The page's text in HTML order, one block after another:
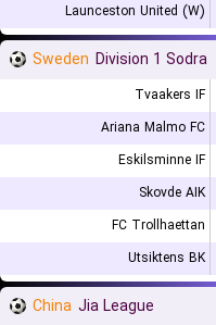
Launceston United (W)
Sweden Division 1 Sodra
Tvaakers IF
Ariana Malmo FC
Eskilsminne IF
Skovde AIK
FC Trollhaettan
Utsiktens BK
China Jia League